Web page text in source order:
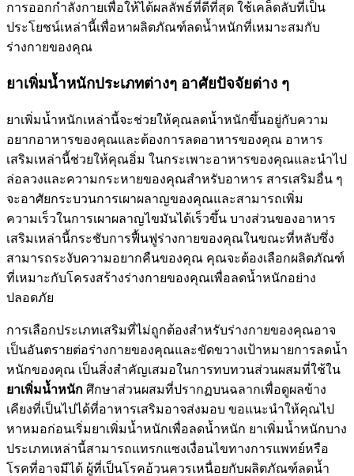
การออกกำลังกายเพื่อให้ได้ผลลัพธ์ที่ดีที่สุด ใช้เคล็ดลับที่เป็น
ประโยชน์เหล่านี้เพื่อหาผลิตภัณฑ์ลดน้ำหนักที่เหมาะสมกับ
ร่างกายของคุณ
ยาเพิ่มน้ำหนักประเภทต่างๆ อาศัยปัจจัยต่าง ๆ
ยาเพิ่มน้ำหนักเหล่านี้จะช่วยให้คุณลดน้ำหนักขึ้นอยู่กับความ
อยากอาหารของคุณและต้องการลดอาหารของคุณ อาหาร
เสริมเหล่านี้ช่วยให้คุณอิ่ม ในกระเพาะอาหารของคุณและนำไป
ล่อลวงและความกระหายของคุณสำหรับอาหาร สารเสริมอื่น ๆ
จะอาศัยกระบวนการเผาผลาญของคุณและสามารถเพิ่ม
ความเร็วในการเผาผลาญไขมันได้เร็วขึ้น บางส่วนของอาหาร
เสริมเหล่านี้กระชับการฟื้นฟูร่างกายของคุณในขณะที่หลับซึ่ง
สามารถระงับความอยากคืนของคุณ คุณจะต้องเลือกผลิตภัณฑ์
ที่เหมาะกับโครงสร้างร่างกายของคุณเพื่อลดน้ำหนักอย่าง
ปลอดภัย
การเลือกประเภทเสริมที่ไม่ถูกต้องสำหรับร่างกายของคุณอาจ
เป็นอันตรายต่อร่างกายของคุณและขัดขวางเป้าหมายการลดน้ำ
หนักของคุณ เป็นสิ่งสำคัญเสมอในการทบทวนส่วนผสมที่ใช้ใน
ยาเพิ่มน้ำหนัก ศึกษาส่วนผสมที่ปรากฏบนฉลากเพื่อดูผลข้าง
เคียงที่เป็นไปได้ที่อาหารเสริมอาจส่งมอบ ขอแนะนำให้คุณไป
หาหมอก่อนเริ่มยาเพิ่มน้ำหนักเพื่อลดน้ำหนัก ยาเพิ่มน้ำหนักบาง
ประเภทเหล่านี้สามารถแทรกแซงเงื่อนไขทางการแพทย์หรือ
โรคที่อาจมีได้ ผู้ที่เป็นโรคอ้วนควรเหนื่อยกับผลิตภัณฑ์ลดน้ำ